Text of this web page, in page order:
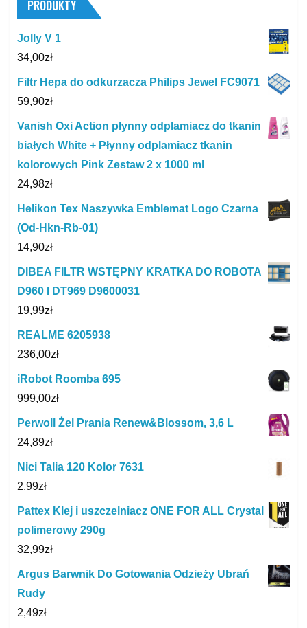
PRODUKTY
Jolly V 1
34,00zł
Filtr Hepa do odkurzacza Philips Jewel FC9071
59,90zł
Vanish Oxi Action płynny odplamiacz do tkanin
białych White + Płynny odplamiacz tkanin
kolorowych Pink Zestaw 2 x 1000 ml
24,98zł
Helikon Tex Naszywka Emblemat Logo Czarna
(Od-Hkn-Rb-01)
14,90zł
DIBEA FILTR WSTĘPNY KRATKA DO ROBOTA
D960 I DT969 D9600031
19,99zł
REALME 6205938
236,00zł
iRobot Roomba 695
999,00zł
Perwoll Żel Prania Renew&Blossom, 3,6 L
24,89zł
Nici Talia 120 Kolor 7631
2,99zł
Pattex Klej i uszczelniacz ONE FOR ALL Crystal
polimerowy 290g
32,99zł
Argus Barwnik Do Gotowania Odzieży Ubrań
Rudy
2,49zł